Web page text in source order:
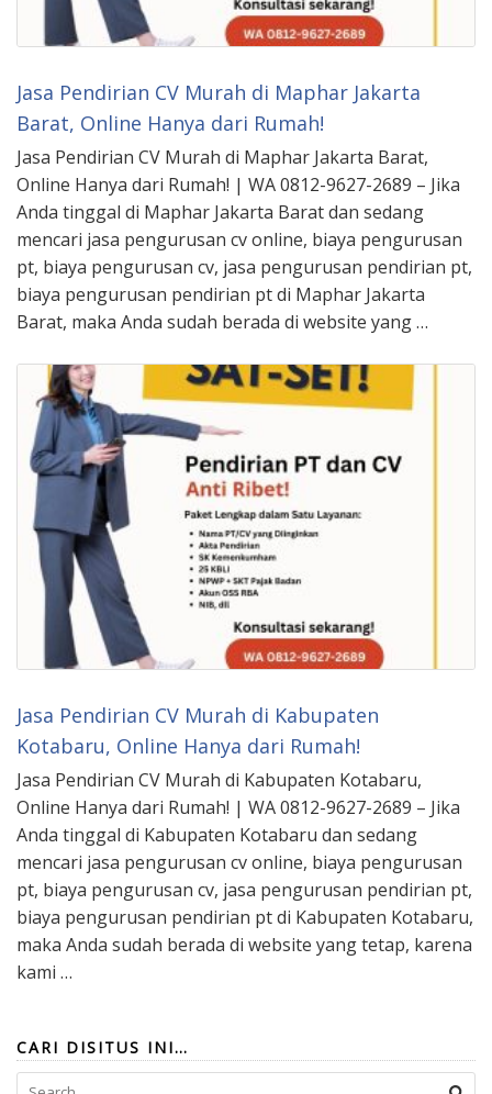
Jasa Pendirian CV Murah di Maphar Jakarta
Barat, Online Hanya dari Rumah!
Jasa Pendirian CV Murah di Maphar Jakarta Barat,
Online Hanya dari Rumah! | WA 0812-9627-2689 – Jika
Anda tinggal di Maphar Jakarta Barat dan sedang
mencari jasa pengurusan cv online, biaya pengurusan
pt, biaya pengurusan cv, jasa pengurusan pendirian pt,
biaya pengurusan pendirian pt di Maphar Jakarta
Barat, maka Anda sudah berada di website yang …
Jasa Pendirian CV Murah di Kabupaten
Kotabaru, Online Hanya dari Rumah!
Jasa Pendirian CV Murah di Kabupaten Kotabaru,
Online Hanya dari Rumah! | WA 0812-9627-2689 – Jika
Anda tinggal di Kabupaten Kotabaru dan sedang
mencari jasa pengurusan cv online, biaya pengurusan
pt, biaya pengurusan cv, jasa pengurusan pendirian pt,
biaya pengurusan pendirian pt di Kabupaten Kotabaru,
maka Anda sudah berada di website yang tetap, karena
kami …
CARI DISITUS INI…
Search